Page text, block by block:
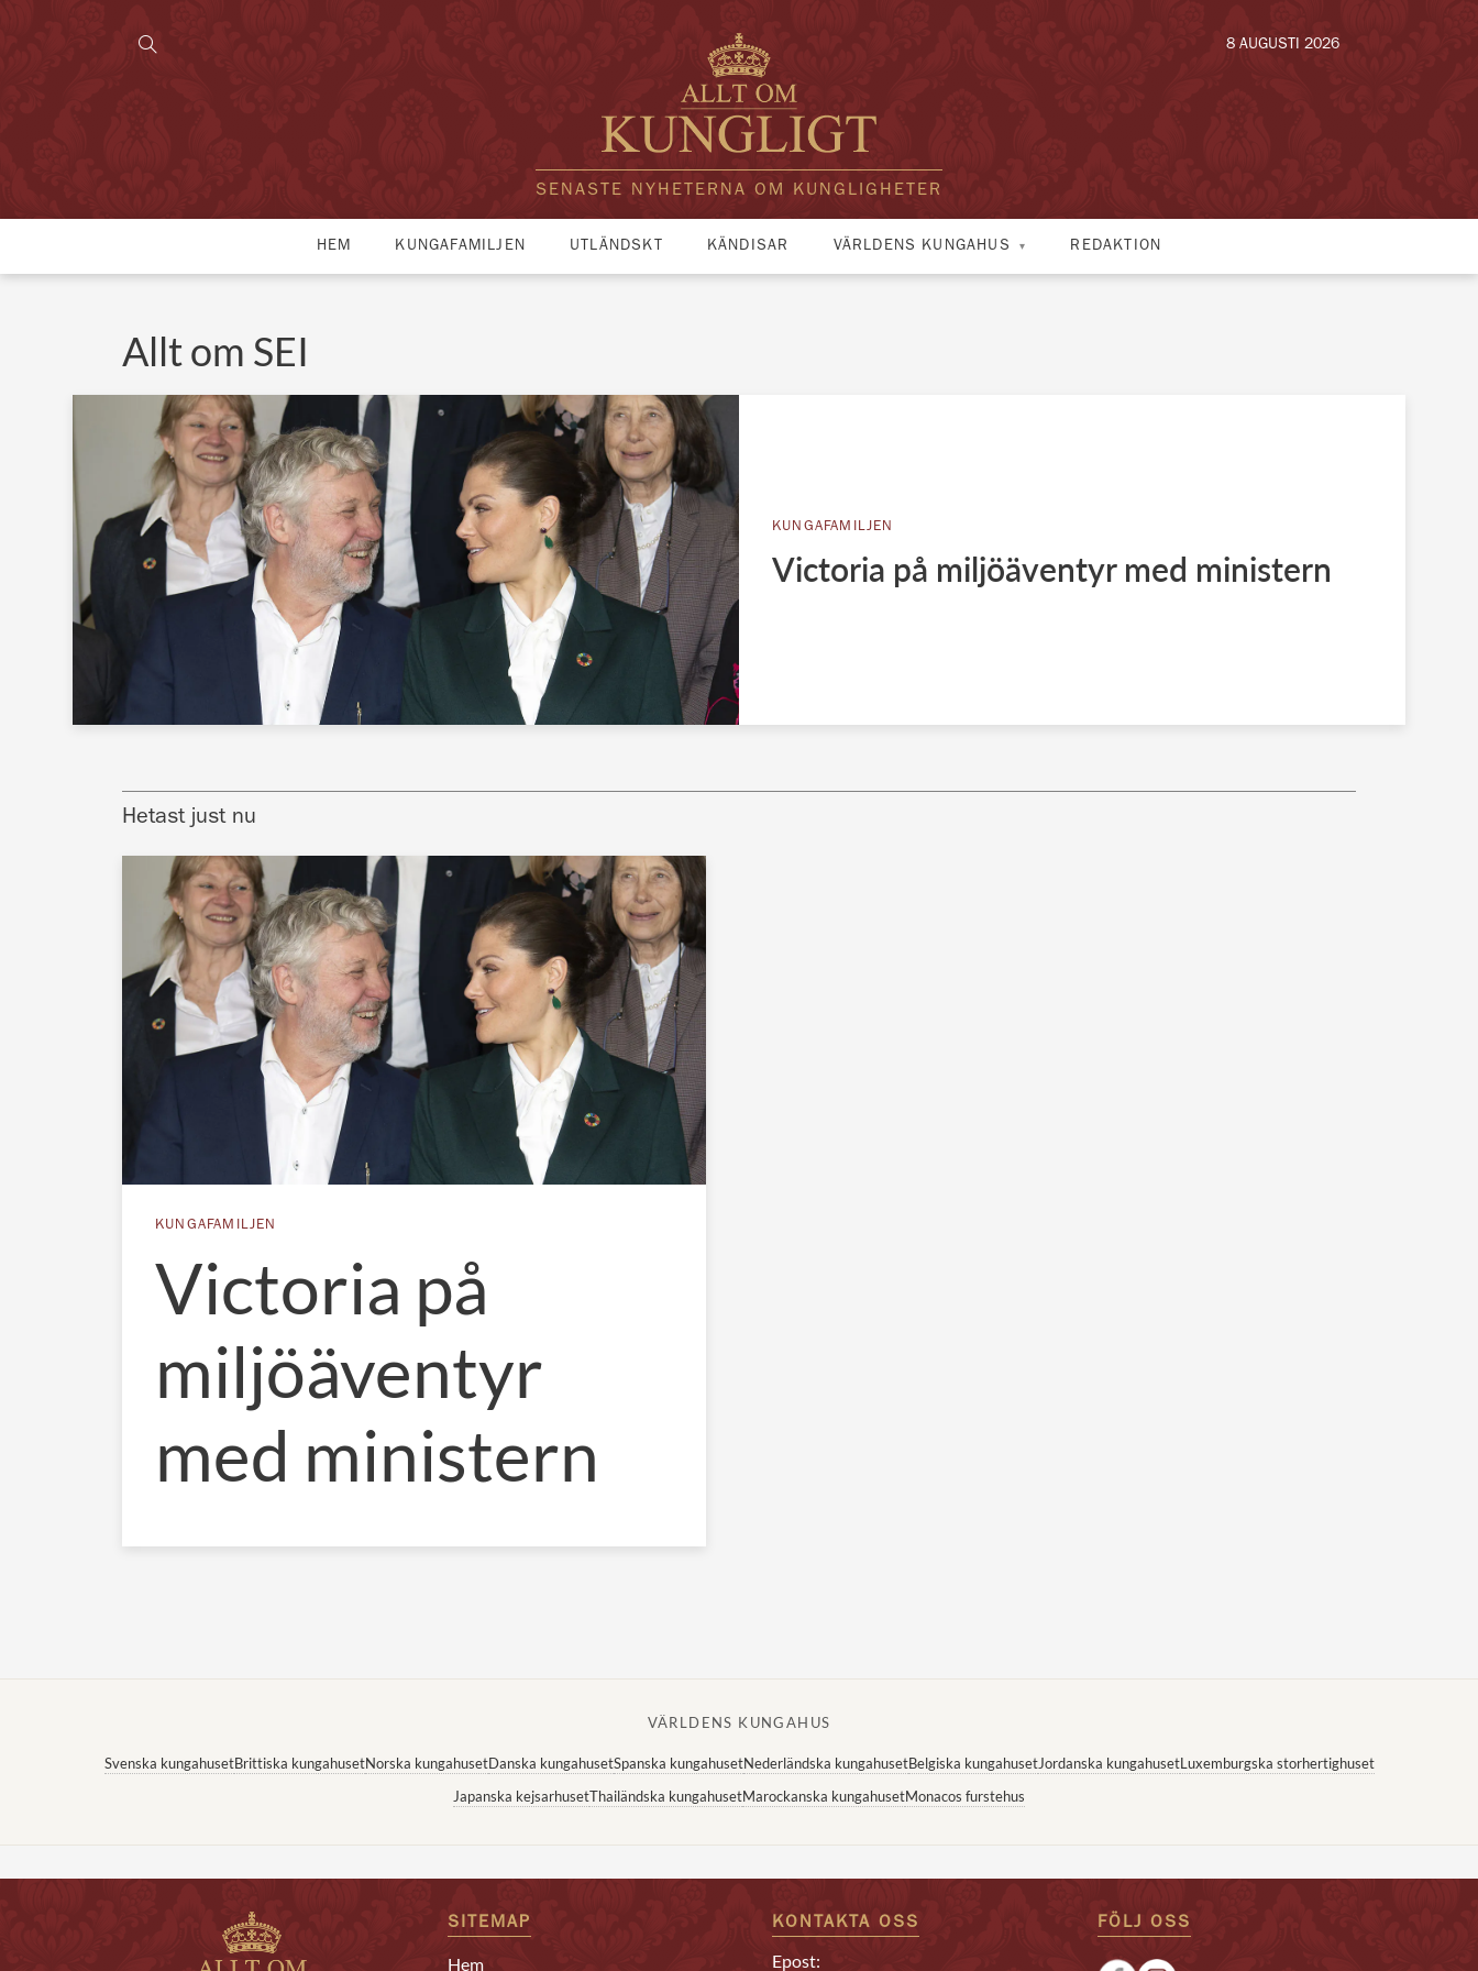
SENASTE NYHETERNA OM KUNGLIGHETER
8 AUGUSTI 2026
HEM KUNGAFAMILJEN UTLÄNDSKT KÄNDISAR VÄRLDENS KUNGAHUS REDAKTION
Allt om SEI
KUNGAFAMILJEN
Victoria på miljöäventyr med ministern
Hetast just nu
KUNGAFAMILJEN
Victoria på
miljöäventyr
med ministern
VÄRLDENS KUNGAHUS
Svenska kungahusetBrittiska kungahusetNorska kungahusetDanska kungahusetSpanska kungahusetNederländska kungahusetBelgiska kungahusetJordanska kungahusetLuxemburgska storhertighuset
Japanska kejsarhusetThailändska kungahusetMarockanska kungahusetMonacos furstehus
SITEMAP
Hem
KONTAKTA OSS
Epost:
FÖLJ OSS